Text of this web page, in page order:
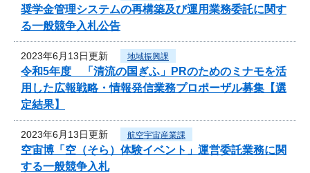
奨学金管理システムの再構築及び運用業務委託に関す
る一般競争入札公告
2023年6月13日更新 地域振興課
令和5年度 「清流の国ぎふ」PRのためのミナモを活
用した広報戦略・情報発信業務プロポーザル募集【選
定結果】
2023年6月13日更新 航空宇宙産業課
空宙博「空（そら）体験イベント」運営委託業務に関
する一般競争入札